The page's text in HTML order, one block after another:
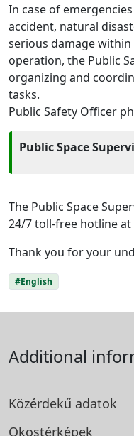
In case of
accident, natural
serious damage within
operation, the Public
organizing and
tasks.
Public Safety Officer
Public Space
The Public Space
24/7 toll-free hotline at
Thank you for your
#English
Additional
Közérdekű adatok
Okostérképek